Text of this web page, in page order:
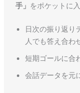
手」 をポケットに
日次の振り返り
人でも答え合わ
短期ゴールに合
会話データを元